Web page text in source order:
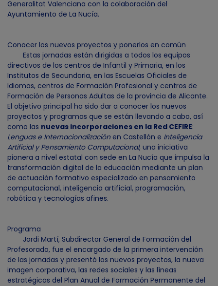
Generalitat Valenciana con la colaboración del
Ayuntamiento de La Nucía.
Conocer los nuevos proyectos y ponerlos en común
Estas jornadas están dirigidas a todos los equipos
directivos de los centros de Infantil y Primaria, en los
Institutos de Secundaria, en las Escuelas Oficiales de
Idiomas, centros de Formación Profesional y centros de
Formación de Personas Adultas de la provincia de Alicante.
El objetivo principal ha sido dar a conocer los nuevos
proyectos y programas que se están llevando a cabo, así
como las nuevas incorporaciones en la Red CEFIRE:
Lenguas e Internacionalizaciónen Castellón e Inteligencia
Artificial y Pensamiento Computacional, una iniciativa
pionera a nivel estatal con sede en La Nucía que impulsa la
transformación digital de la educación mediante un plan
de actuación formativo especializado en pensamiento
computacional, inteligencia artificial, programación,
robótica y tecnologías afines.
Programa
Jordi Martí, Subdirector General de Formación del
Profesorado, fue el encargado de la primera intervención
de las jornadas y presentó los nuevos proyectos, la nueva
imagen corporativa, las redes sociales y las líneas
estratégicas del Plan Anual de Formación Permanente del